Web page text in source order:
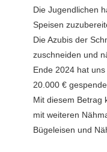
Die Jugendlichen
Speisen
Die Azubis der
zuschneiden und
Ende 2024 hat
20.000 €
Mit diesem Betrag
mit weiteren
Bügeleisen und